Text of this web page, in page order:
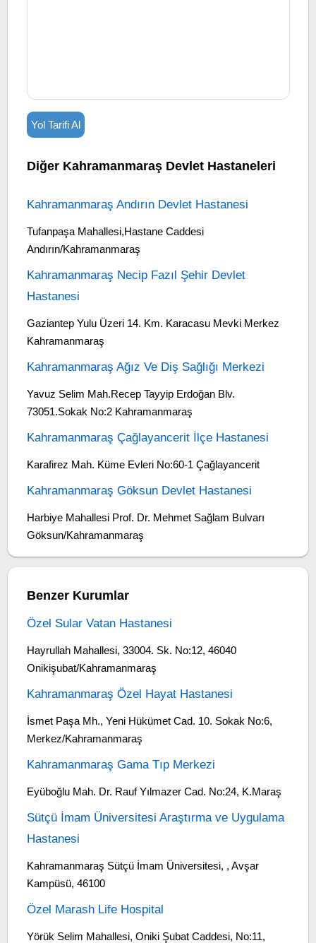
Yol Tarifi Al
Diğer Kahramanmaraş Devlet Hastaneleri
Kahramanmaraş Andırın Devlet Hastanesi
Tufanpaşa Mahallesi,Hastane Caddesi
Andırın/Kahramanmaraş
Kahramanmaraş Necip Fazıl Şehir Devlet
Hastanesi
Gaziantep Yulu Üzeri 14. Km. Karacasu Mevki Merkez
Kahramanmaraş
Kahramanmaraş Ağız Ve Diş Sağlığı Merkezi
Yavuz Selim Mah.Recep Tayyip Erdoğan Blv.
73051.Sokak No:2 Kahramanmaraş
Kahramanmaraş Çağlayancerit İlçe Hastanesi
Karafirez Mah. Küme Evleri No:60-1 Çağlayancerit
Kahramanmaraş Göksun Devlet Hastanesi
Harbiye Mahallesi Prof. Dr. Mehmet Sağlam Bulvarı
Göksun/Kahramanmaraş
Benzer Kurumlar
Özel Sular Vatan Hastanesi
Hayrullah Mahallesi, 33004. Sk. No:12, 46040
Onikişubat/Kahramanmaraş
Kahramanmaraş Özel Hayat Hastanesi
İsmet Paşa Mh., Yeni Hükümet Cad. 10. Sokak No:6,
Merkez/Kahramanmaraş
Kahramanmaraş Gama Tıp Merkezi
Eyüboğlu Mah. Dr. Rauf Yılmazer Cad. No:24, K.Maraş
Sütçü İmam Üniversitesi Araştırma ve Uygulama
Hastanesi
Kahramanmaraş Sütçü İmam Üniversitesi, , Avşar
Kampüsü, 46100
Özel Marash Life Hospital
Yörük Selim Mahallesi, Oniki Şubat Caddesi, No:11,